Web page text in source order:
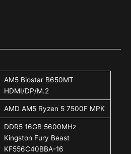
AM5 Biostar B650MT
HDMI/DP/M.2
AMD AM5 Ryzen 5 7500F MPK
DDR5 16GB 5600MHz
Kingston Fury Beast
KF556C40BBA-16